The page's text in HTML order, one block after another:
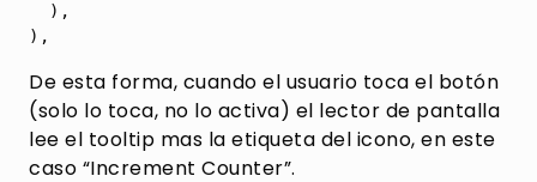
  ),
De esta forma, cuando el usuario toca el botón
(solo lo toca, no lo activa) el lector de pantalla
lee el tooltip mas la etiqueta del icono, en este
caso “Increment Counter”.